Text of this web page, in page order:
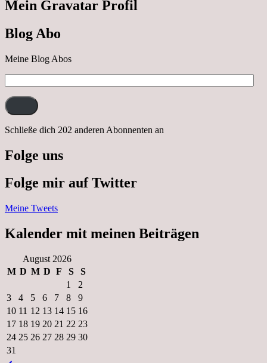
Mein Gravatar Profil
Blog Abo
Meine Blog Abos
Mail-
Adresse:
Schließe dich 202 anderen Abonnenten an
Folge uns
Folge mir auf Twitter
Meine Tweets
Kalender mit meinen Beiträgen
August 2026
M D M D F S
S
1
2
3
4 5 6 7 8
9
10 11 12 13 14 15 16
17 18 19 20 21 22 23
24 25 26 27 28 29 30
31